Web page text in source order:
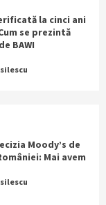
la cinci ani
se prezintă
BAWI
Moody’s de
Mai avem